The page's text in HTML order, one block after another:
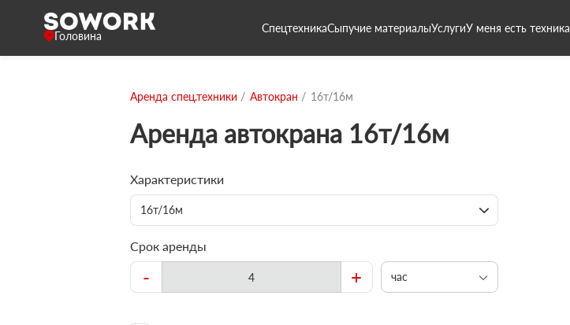
Головина
СпецтехникаСыпучие материалыУслугиУ меня есть техника
Аренда спец.техники Автокран 16т/16м
Аренда автокрана 16т/16м
Характеристики
16т/16м
Срок аренды
- + час